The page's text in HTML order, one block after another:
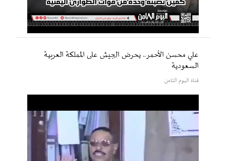
علي محسن الأحمر.. يحرض الجيش على المملكة العربية
السعودية
قناة اليوم الثامن